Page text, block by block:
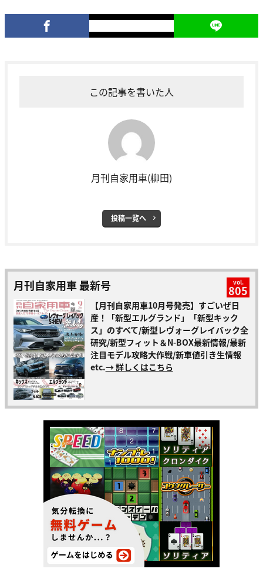
この記事を書いた人
月刊自家用車(柳田)
投稿一覧へ
月刊自家用車 最新号 vol.
805
【月刊自家用車10月号発売】すごいぜ日
産！「新型エルグランド」「新型キック
ス」のすべて/新型レヴォーグレイバック全
研究/新型フィット＆N-BOX最新情報/最新
注目モデル攻略大作戦/新車値引き生情報
etc.→ 詳しくはこちら